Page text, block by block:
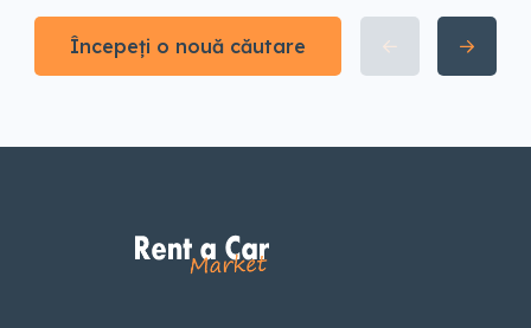
Începeți o nouă căutare